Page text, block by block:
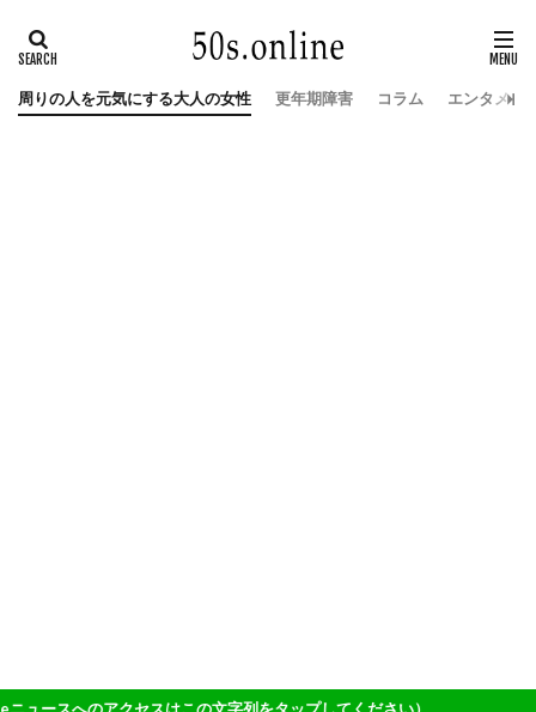
周りの人を元気にする大人の女性 更年期障害 コラム エンタメ
してください）